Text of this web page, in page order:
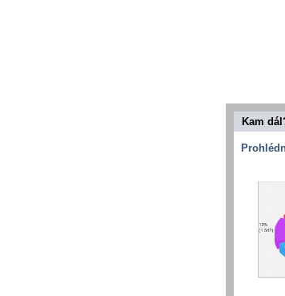
Kam